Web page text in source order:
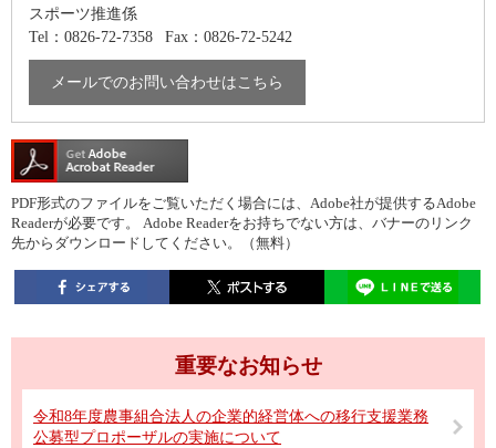
重要なお知らせ
令和8年度農事組合法人の企業的経営体への移行支援業務
公募型プロポーザルの実施について
スポーツ推進係
Tel：0826-72-7358
Fax：0826-72-5242
メールでのお問い合わせはこちら
PDF形式のファイルをご覧いただく場合には、Adobe社が提供するAdobe
Readerが必要です。
Adobe Readerをお持ちでない方は、バナーのリンク
先からダウンロードしてください。（無料）